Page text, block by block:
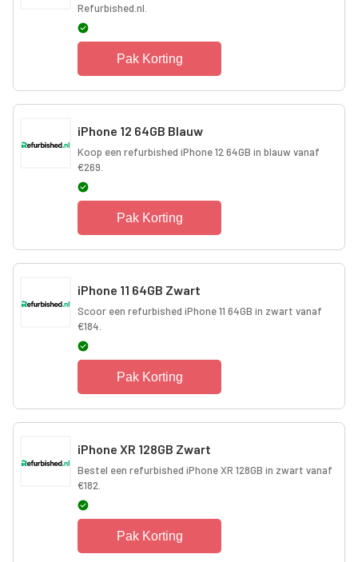
Refurbished.nl.
Pak Korting
iPhone 12 64GB Blauw
Koop een refurbished iPhone 12 64GB in blauw vanaf
€269.
Pak Korting
iPhone 11 64GB Zwart
Scoor een refurbished iPhone 11 64GB in zwart vanaf
€184.
Pak Korting
iPhone XR 128GB Zwart
Bestel een refurbished iPhone XR 128GB in zwart vanaf
€182.
Pak Korting